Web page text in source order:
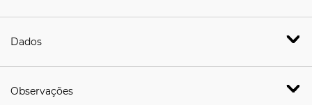
Dados
Observações